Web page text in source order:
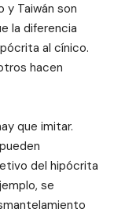
y Taiwán son
la diferencia
al cínico.
hacen
que imitar.
del hipócrita
se